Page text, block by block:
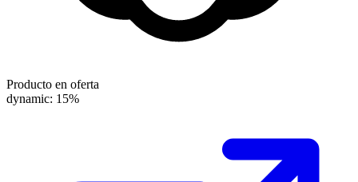
Producto en oferta
dynamic: 15%